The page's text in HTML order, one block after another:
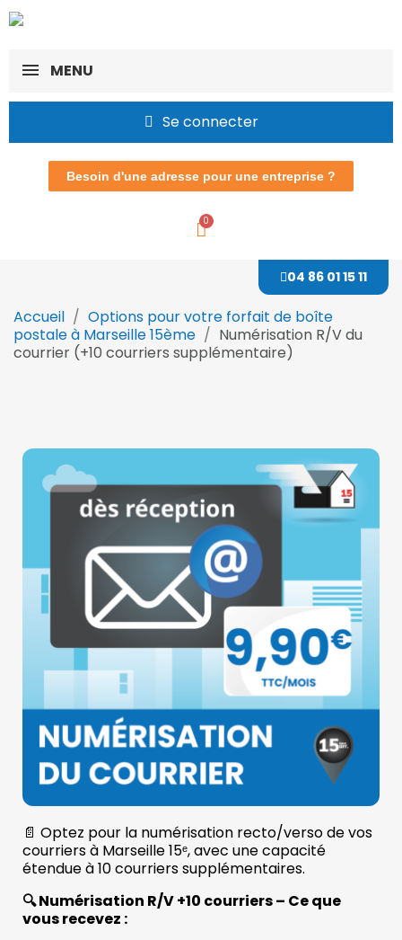
MENU
Se connecter
Besoin d'une adresse pour une entreprise ?
04 86 01 15 11
Accueil
Options pour votre forfait de boîte
postale à Marseille 15ème
Numérisation R/V du
courrier (+10 courriers supplémentaire)
📄 Optez pour la numérisation recto/verso de vos
courriers à Marseille 15ᵉ, avec une capacité
étendue à 10 courriers supplémentaires.
🔍 Numérisation R/V +10 courriers – Ce que
vous recevez :